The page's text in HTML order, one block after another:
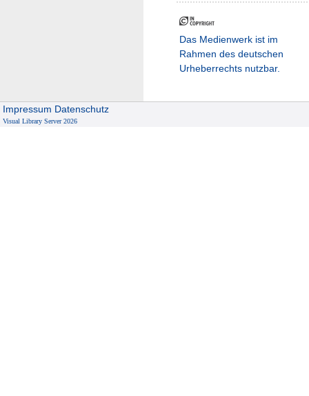
Das Medienwerk ist im
Rahmen des deutschen
Urheberrechts nutzbar.
Impressum Datenschutz
Visual Library Server 2026